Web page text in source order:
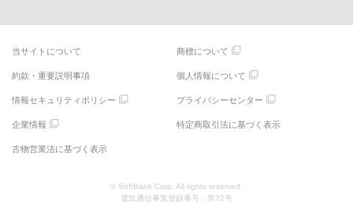
当サイトについて 商標について
約款・重要説明事項 個人情報について
情報セキュリティポリシー プライバシーセンター
企業情報 特定商取引法に基づく表示
古物営業法に基づく表示
© SoftBank Corp. All rights reserved.
電気通信事業登録番号：第72号